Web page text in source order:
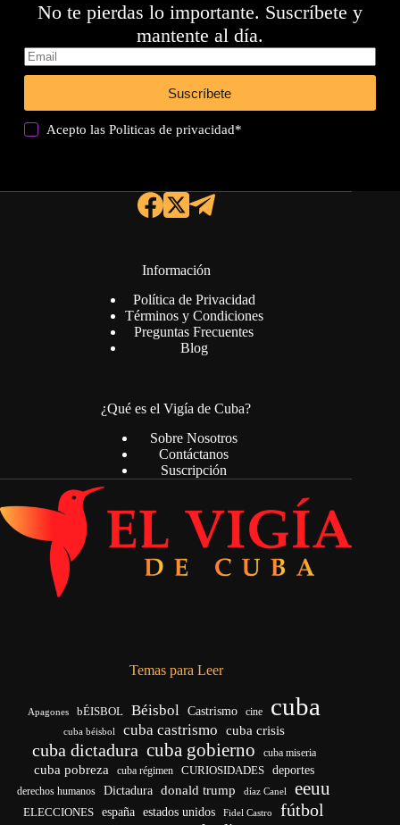
No te pierdas lo importante. Suscríbete y
mantente al día.
Suscríbete
Acepto lasPoliticas de privacidad*
Información
Política de Privacidad
Términos y Condiciones
Preguntas Frecuentes
Blog
¿Qué es el Vigía de Cuba?
Sobre Nosotros
Contáctanos
Suscripción
Temas para Leer
Apagones bÉISBOL Béisbol Castrismo cine cuba
cuba béisbol cuba castrismo cuba crisis
cuba dictadura cuba gobierno cuba miseria
cuba pobreza cuba régimen CURIOSIDADES deportes
derechos humanos Dictadura donald trump díaz Canel eeuu
ELECCIONES españa estados unidos Fidel Castro fútbol